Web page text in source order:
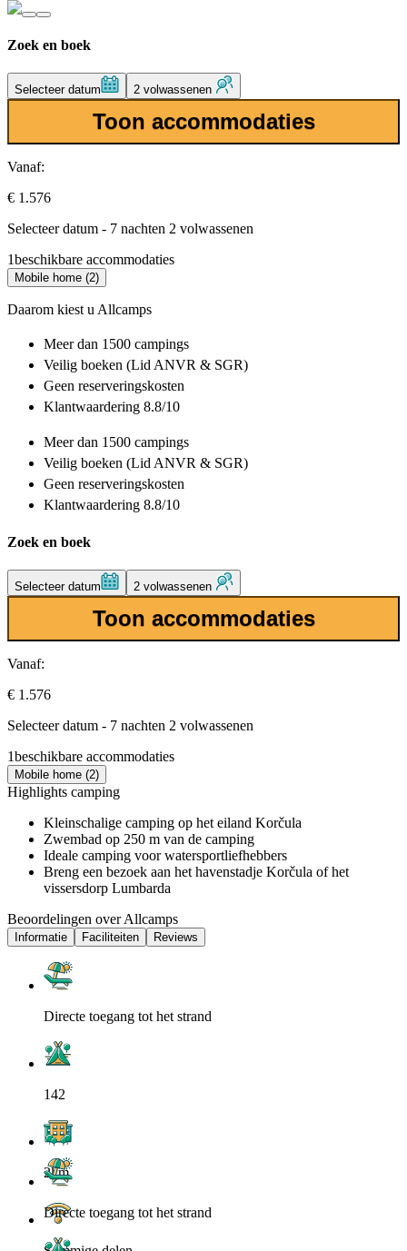
Zoek en boek
Selecteer datum 2 volwassenen
Toon accommodaties
Vanaf:
€ 1.576
Selecteer datum - 7 nachten 2 volwassenen
1beschikbare accommodaties
Mobile home (2)
Daarom kiest u Allcamps
Meer dan 1500 campings
Veilig boeken (Lid ANVR & SGR)
Geen reserveringskosten
Klantwaardering 8.8/10
Meer dan 1500 campings
Veilig boeken (Lid ANVR & SGR)
Geen reserveringskosten
Klantwaardering 8.8/10
Zoek en boek
Selecteer datum 2 volwassenen
Toon accommodaties
Vanaf:
€ 1.576
Selecteer datum - 7 nachten 2 volwassenen
1beschikbare accommodaties
Mobile home (2)
Highlights camping
Kleinschalige camping op het eiland Korčula
Zwembad op 250 m van de camping
Ideale camping voor watersportliefhebbers
Breng een bezoek aan het havenstadje Korčula of het
vissersdorp Lumbarda
Beoordelingen over Allcamps
Informatie Faciliteiten Reviews
Directe toegang tot het strand
142
2km
Directe toegang tot het strand